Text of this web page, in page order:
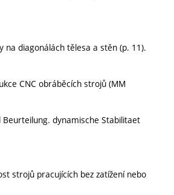
na diagonálách tělesa a stěn (p. 11).
CNC obráběcích strojů (MM
dynamische Stabilitaet
strojů pracujících bez zatížení nebo